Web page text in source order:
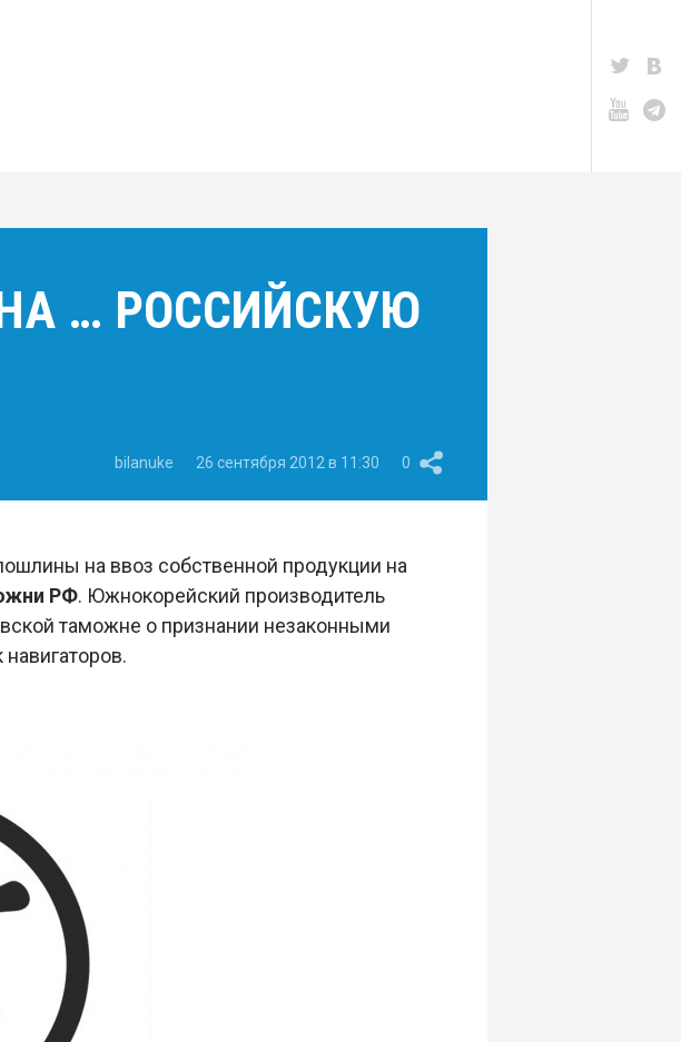
НА … РОССИЙСКУЮ
bilanuke 26 сентября 2012 в 11:30 0
на ввоз собственной продукции на
РФ. Южнокорейский производитель
таможне о признании незаконными
навигаторов.